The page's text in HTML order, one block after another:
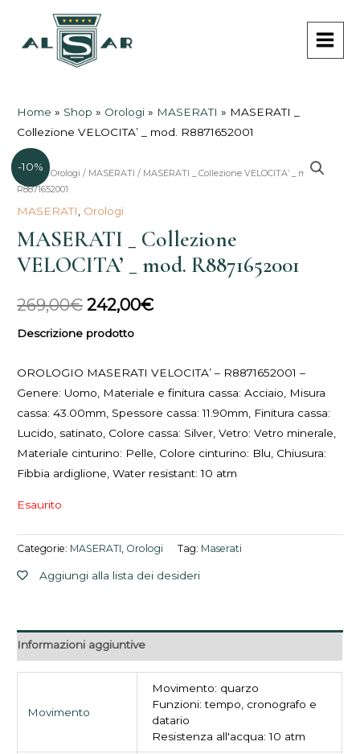
contenuto
Home » Shop » Orologi » MASERATI » MASERATI _
Collezione VELOCITA’ _ mod. R8871652001
-10%
Home /Orologi / MASERATI / MASERATI _ Collezione VELOCITA’ _ mod.
R8871652001
MASERATI Orologi
MASERATI _ Collezione
VELOCITA’ _ mod. R8871652001
269,00€
Il
prezzo
originale
era:
269,00€.
242,00€
Il
attuale
è:
242,00€.
Descrizione prodotto
OROLOGIO MASERATI VELOCITA’ – R8871652001 –
Genere: Uomo, Materiale e finitura cassa: Acciaio, Misura
cassa: 43.00mm, Spessore cassa: 11.90mm, Finitura cassa:
Lucido, satinato, Colore cassa: Silver, Vetro: Vetro minerale,
Materiale cinturino: Pelle, Colore cinturino: Blu, Chiusura:
Fibbia ardiglione, Water resistant: 10 atm
Esaurito
Categorie: MASERATI Orologi Tag: Maserati
Aggiungi alla lista dei desideri
Informazioni aggiuntive
Movimento
Movimento: quarzo
Funzioni: tempo, cronografo e
datario
Resistenza all'acqua: 10 atm